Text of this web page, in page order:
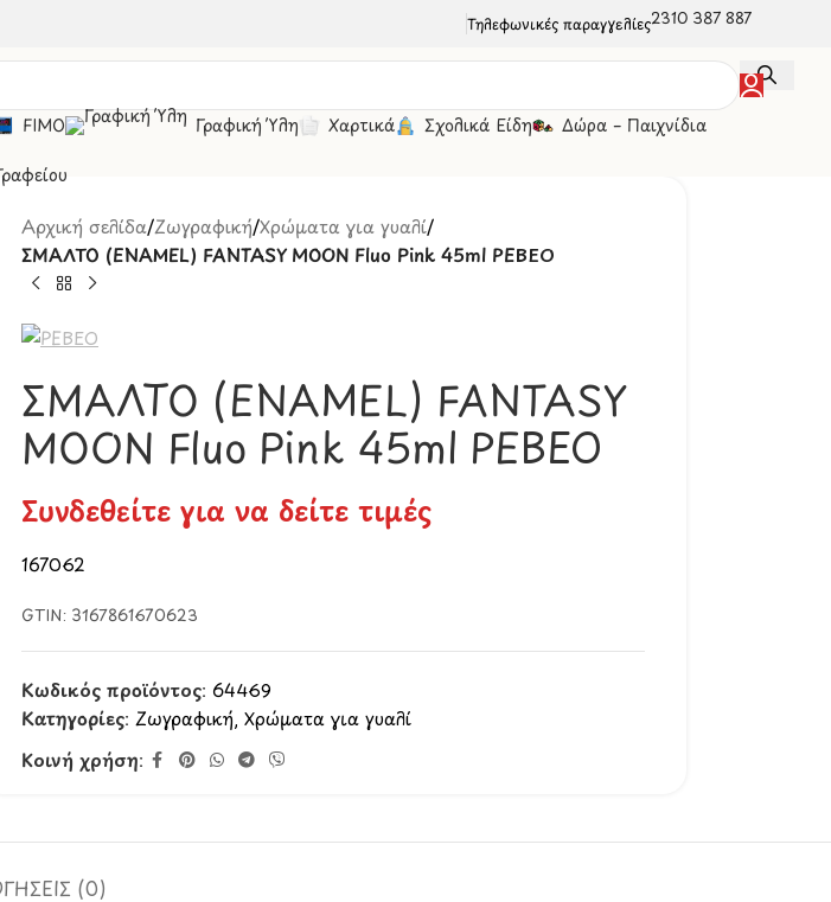
Τηλεφωνικές παραγγελίες2310 387 887
FIMO Γραφική Ύλη Χαρτικά Σχολικά Είδη
Δώρα – Παιχνίδια
Αρχική σελίδα/Ζωγραφική/Χρώματα για γυαλί/
ΣΜΑΛΤΟ (ENAMEL) FANTASY MOON Fluo Pink 45ml PEBEO
ΣΜΑΛΤΟ (ENAMEL) FANTASY
MOON Fluo Pink 45ml PEBEO
Συνδεθείτε για να δείτε τιμές
167062
GTIN: 3167861670623
Κωδικός προϊόντος: 64469
Κατηγορίες: Ζωγραφική, Χρώματα για γυαλί
Κοινή χρήση:
(0)